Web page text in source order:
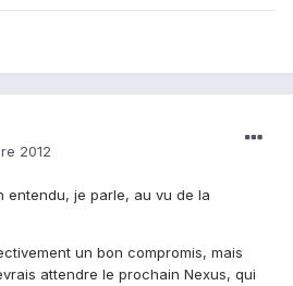
2012
entendu, je parle, au vu de la
un bon compromis, mais
attendre le prochain Nexus, qui